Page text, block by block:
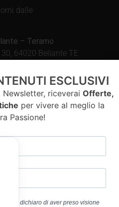
dalle
– Teramo
64020 Bellante TE
15.30 – 19.30ESCLUSIVI
riceverai Offerte,
per vivere al meglio la
Passione!
dichiaro di aver preso visione